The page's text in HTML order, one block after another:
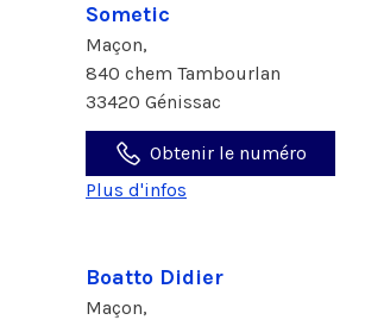
Sometic
Maçon,
840 chem Tambourlan
33420 Génissac
Obtenir le numéro
Plus d'infos
Boatto Didier
Maçon,